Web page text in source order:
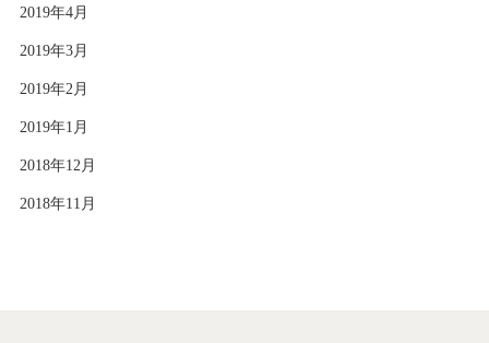
2019年4月
2019年3月
2019年2月
2019年1月
2018年12月
2018年11月